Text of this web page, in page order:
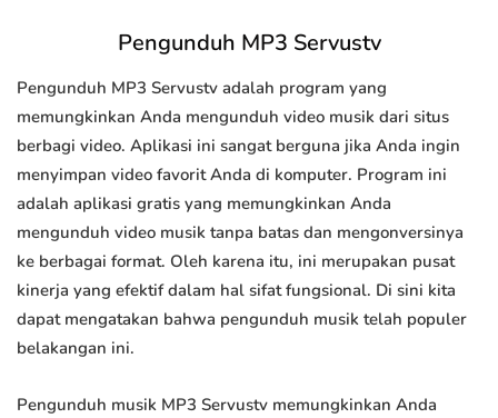
Pengunduh MP3 Servustv
Pengunduh MP3 Servustv adalah program yang
memungkinkan Anda mengunduh video musik dari situs
berbagi video. Aplikasi ini sangat berguna jika Anda ingin
menyimpan video favorit Anda di komputer. Program ini
adalah aplikasi gratis yang memungkinkan Anda
mengunduh video musik tanpa batas dan mengonversinya
ke berbagai format. Oleh karena itu, ini merupakan pusat
kinerja yang efektif dalam hal sifat fungsional. Di sini kita
dapat mengatakan bahwa pengunduh musik telah populer
belakangan ini.
Pengunduh musik MP3 Servustv memungkinkan Anda